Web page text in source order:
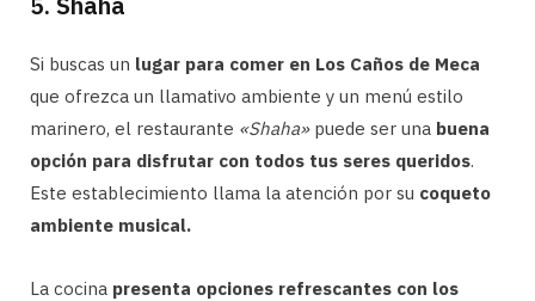
Si buscas un lugar para comer en Los Caños de Meca
que ofrezca un llamativo ambiente y un menú estilo
marinero, el restaurante «Shaha»puede ser una buena
opción para disfrutar con todos tus seres queridos.
Este establecimiento llama la atención por su coqueto
ambiente musical.
La cocina presenta opciones refrescantes con los